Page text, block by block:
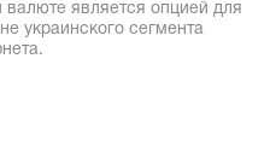
является опцией для
украинского сегмента